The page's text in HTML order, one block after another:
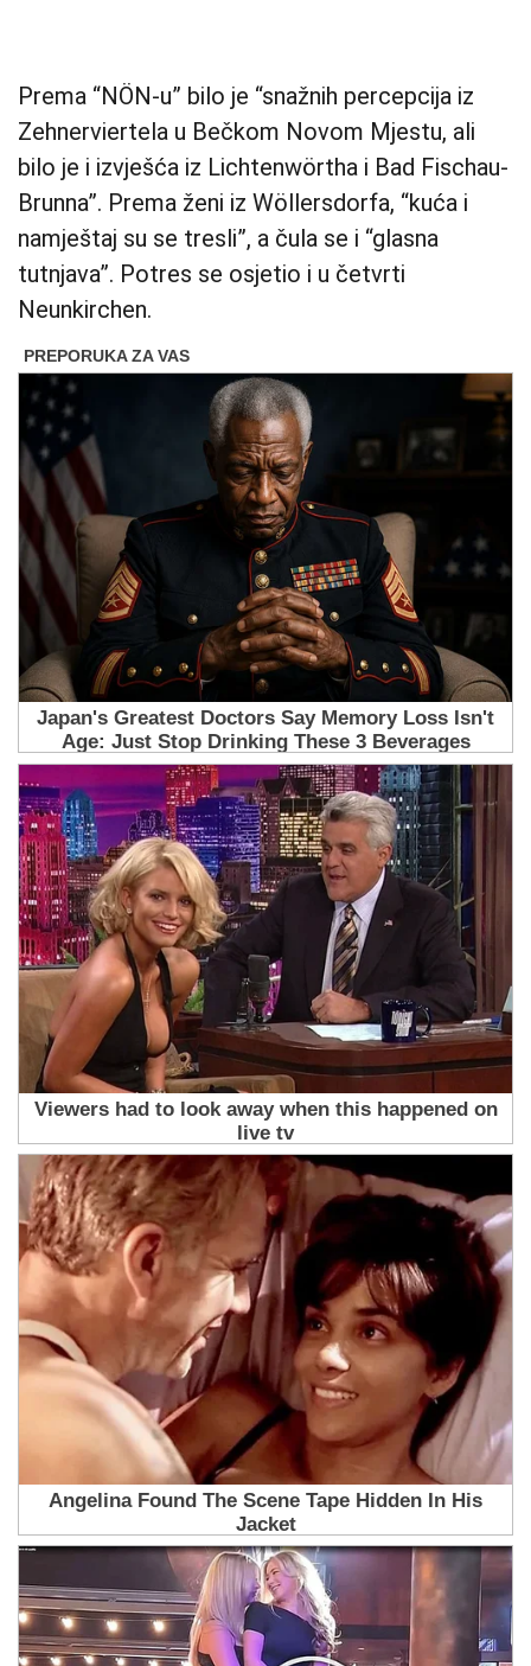
Prema “NÖN-u” bilo je “snažnih percepcija iz
Zehnerviertela u Bečkom Novom Mjestu, ali
bilo je i izvješća iz Lichtenwörtha i Bad Fischau-
Brunna”. Prema ženi iz Wöllersdorfa, “kuća i
namještaj su se tresli”, a čula se i “glasna
tutnjava”. Potres se osjetio i u četvrti
Neunkirchen.